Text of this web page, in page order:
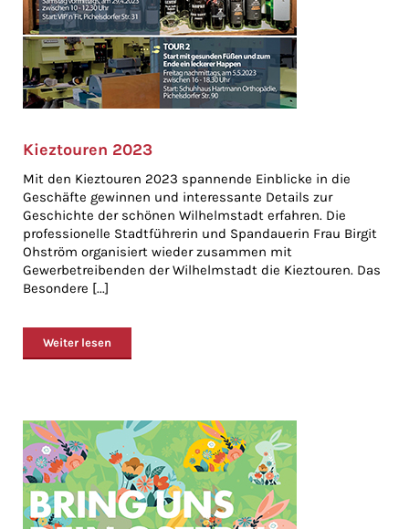
Kieztouren 2023
Mit den Kieztouren 2023 spannende Einblicke in die
Geschäfte gewinnen und interessante Details zur
Geschichte der schönen Wilhelmstadt erfahren. Die
professionelle Stadtführerin und Spandauerin Frau Birgit
Ohström organisiert wieder zusammen mit
Gewerbetreibenden der Wilhelmstadt die Kieztouren. Das
Besondere [...]
Weiter lesen